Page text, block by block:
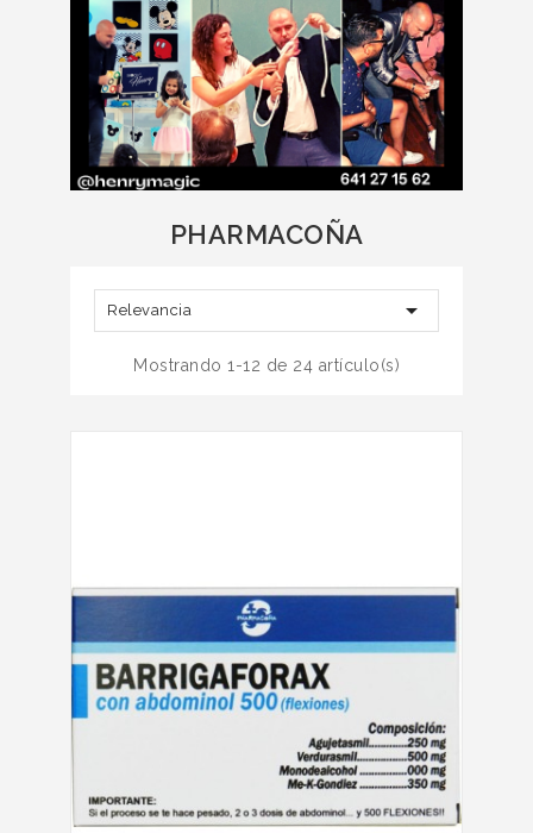
PHARMACOÑA
Relevancia 
Mostrando 1-12 de 24 artículo(s)